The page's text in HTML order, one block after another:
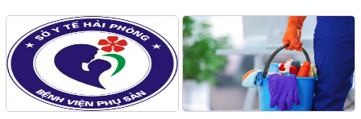
viện Phụ sản Hải
Phòng
Bệnh viện Phụ sản Hải
Phòng có nhu cầu tiếp
nhận báo giá để tham
khảo xây dựng giá gói
Bệnh viện Phụ sản Hải
Phòng có nhu cầu tiếp
nhận báo giá để tham
khảo xây dựng giá gói
thầu, làm cơ sở tổ chức
lựa chọn nhà thầu cho gói